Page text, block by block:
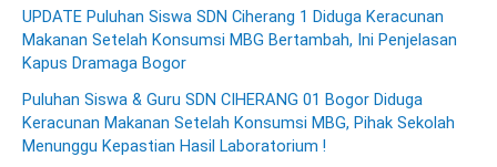
UPDATE Puluhan Siswa SDN Ciherang 1 Diduga Keracunan
Makanan Setelah Konsumsi MBG Bertambah, Ini Penjelasan
Kapus Dramaga Bogor
Puluhan Siswa & Guru SDN CIHERANG 01 Bogor Diduga
Keracunan Makanan Setelah Konsumsi MBG, Pihak Sekolah
Menunggu Kepastian Hasil Laboratorium !